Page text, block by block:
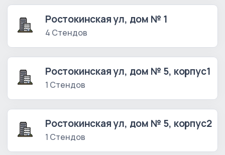
Ростокинская ул, дом № 1
4 Стендов
Ростокинская ул, дом № 5, корпус1
1 Стендов
Ростокинская ул, дом № 5, корпус2
1 Стендов